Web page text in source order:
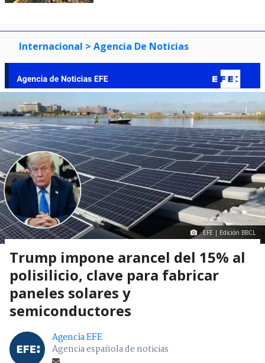
Internacional > Agencia De Noticias
EFE | Edición BBCL
Trump impone arancel del 15% al
polisilicio, clave para fabricar
paneles solares y
semiconductores
Agencia EFE
Agencia española de noticias